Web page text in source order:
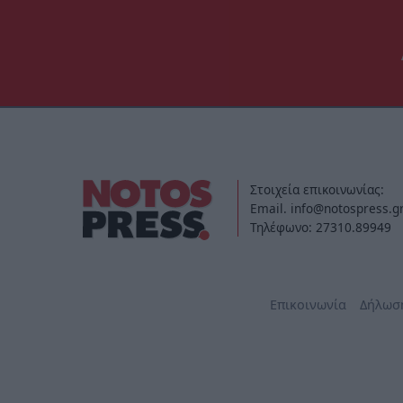
Στοιχεία επικοινωνίας:
Email. info@notospress.gr
Τηλέφωνο: 27310.89949
Επικοινωνία